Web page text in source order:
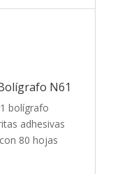
N61
bolígrafo
adhesivas
80 hojas